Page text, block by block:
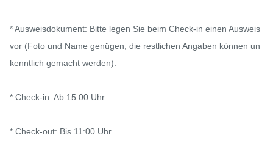
* Ausweisdokument: Bitte legen Sie beim Check-in einen Ausweis
vor (Foto und Name genügen; die restlichen Angaben können un
kenntlich gemacht werden).
* Check-in: Ab 15:00 Uhr.
* Check-out: Bis 11:00 Uhr.